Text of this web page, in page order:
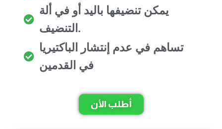
يمكن تنضيفها باليد أو في ألة
التنضيف.
تساهم في عدم إنتشار الباكتيريا
في القدمين
أطلب الأن